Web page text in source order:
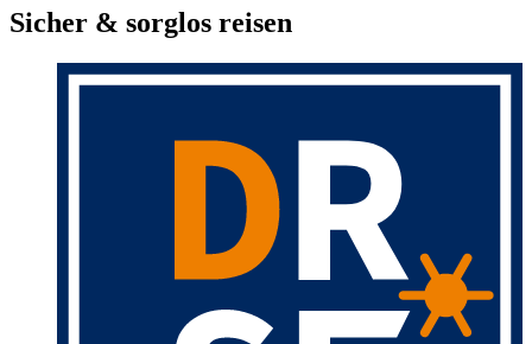
Sicher & sorglos reisen